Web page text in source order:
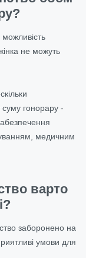
не можуть
гонорару -
медичним
варто
заборонено на
умови для